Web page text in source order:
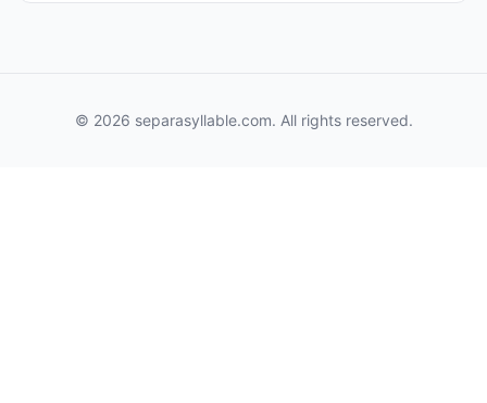
© 2026 separasyllable.com. All rights reserved.